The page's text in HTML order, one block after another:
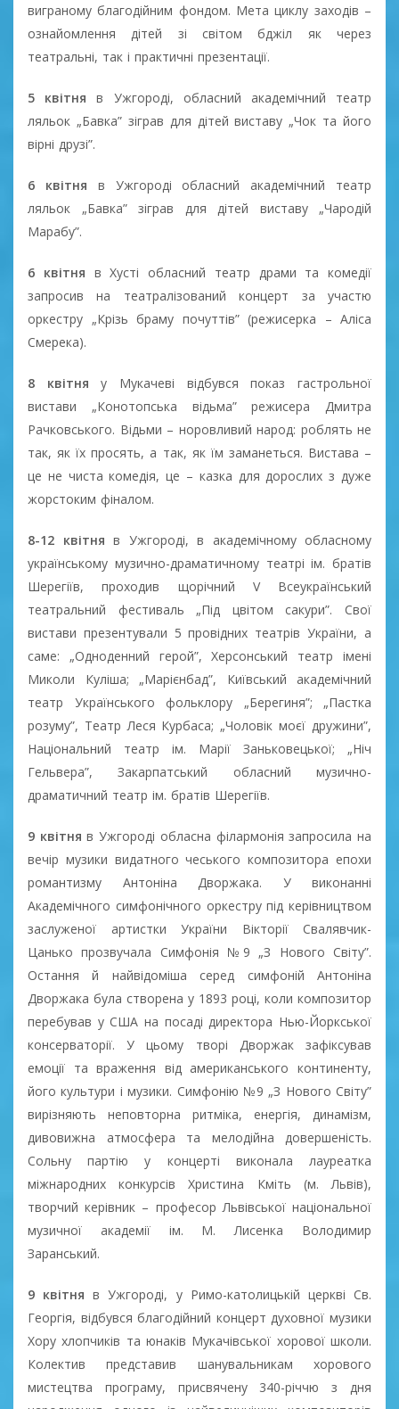
виграному благодійним фондом. Мета циклу заходів –
ознайомлення дітей зі світом бджіл як через
театральні, так і практичні презентації.
5 квітняв Ужгороді, обласний академічний театр
ляльок „Бавка” зіграв для дітей виставу „Чок та його
вірні друзі”.
6 квітня в Ужгороді обласний академічний театр
ляльок „Бавка” зіграв для дітей виставу „Чародій
Марабу”.
6 квітня в Хусті обласний театр драми та комедії
запросив на театралізований концерт за участю
оркестру „Крізь браму почуттів” (режисерка – Аліса
Смерека).
8 квітняу Мукачеві відбувся показ гастрольної
вистави „Конотопська відьма” режисера Дмитра
Рачковського. Відьми – норовливий народ: роблять не
так, як їх просять, а так, як їм заманеться. Вистава –
це не чиста комедія, це – казка для дорослих з дуже
жорстоким фіналом.
8-12 квітня в Ужгороді, в академічному обласному
українському музично-драматичному театрі ім. братів
Шерегіїв, проходив щорічний V Всеукраїнський
театральний фестиваль „Під цвітом сакури”. Свої
вистави презентували 5 провідних театрів України, а
саме: „Одноденний герой”, Херсонський театр імені
Миколи Куліша; „Марієнбад”, Київський академічний
театр Українського фольклору „Берегиня”; „Пастка
розуму”, Театр Леся Курбаса; „Чоловік моєї дружини”,
Національний театр ім. Марії Заньковецької; „Ніч
Гельвера”, Закарпатський обласний музично-
драматичний театр ім. братів Шерегіїв.
9 квітняв Ужгороді обласна філармонія запросила на
вечір музики видатного чеського композитора епохи
романтизму Антоніна Дворжака. У виконанні
Академічного симфонічного оркестру під керівництвом
заслуженої артистки України Вікторії Свалявчик-
Цанько прозвучала Симфонія №9 „З Нового Світу”.
Остання й найвідоміша серед симфоній Антоніна
Дворжака була створена у 1893 році, коли композитор
перебував у США на посаді директора Нью-Йоркської
консерваторії. У цьому творі Дворжак зафіксував
емоції та враження від американського континенту,
його культури і музики. Симфонію №9 „З Нового Світу”
вирізняють неповторна ритміка, енергія, динамізм,
дивовижна атмосфера та мелодійна довершеність.
Сольну партію у концерті виконала лауреатка
міжнародних конкурсів Христина Кміть (м. Львів),
творчий керівник – професор Львівської національної
музичної академії ім. М. Лисенка Володимир
Заранський.
9 квітняв Ужгороді, у Римо-католицькій церкві Св.
Георгія, відбувся благодійний концерт духовної музики
Хору хлопчиків та юнаків Мукачівської хорової школи.
Колектив представив шанувальникам хорового
мистецтва програму, присвячену 340-річчю з дня